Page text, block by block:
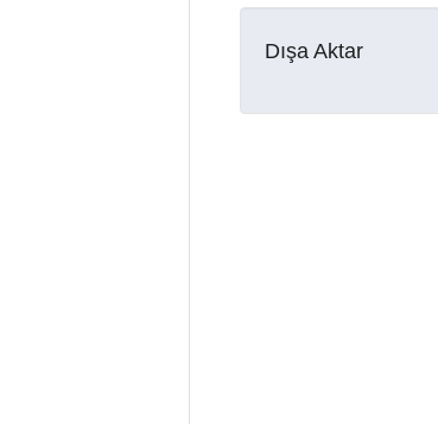
Dışa Aktar